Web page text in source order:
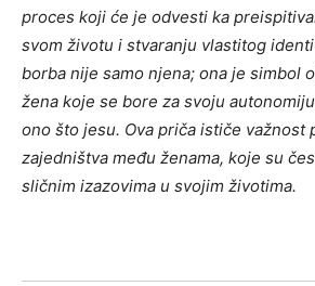
proces koji će je odvesti ka
svom životu i stvaranju vlastitog
borba nije samo njena; ona je simbol
žena koje se bore za svoju
ono što jesu. Ova priča ističe važnost
zajedništva među ženama, koje su
sličnim izazovima u svojim životima.